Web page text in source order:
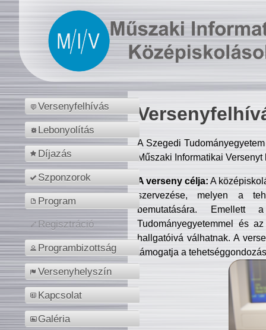
Versenyfelhívás
Lebonyolítás
Díjazás
Szponzorok
Program
Regisztráció
Programbizottság
Versenyhelyszín
Kapcsolat
Galéria
A Szegedi
Műszaki Informatikai
A verseny célja: A
szervezése, melyen a
bemutatására. Emellett
Tudományegyetemmel és
hallgatóivá válhatnak. A
támogatja a